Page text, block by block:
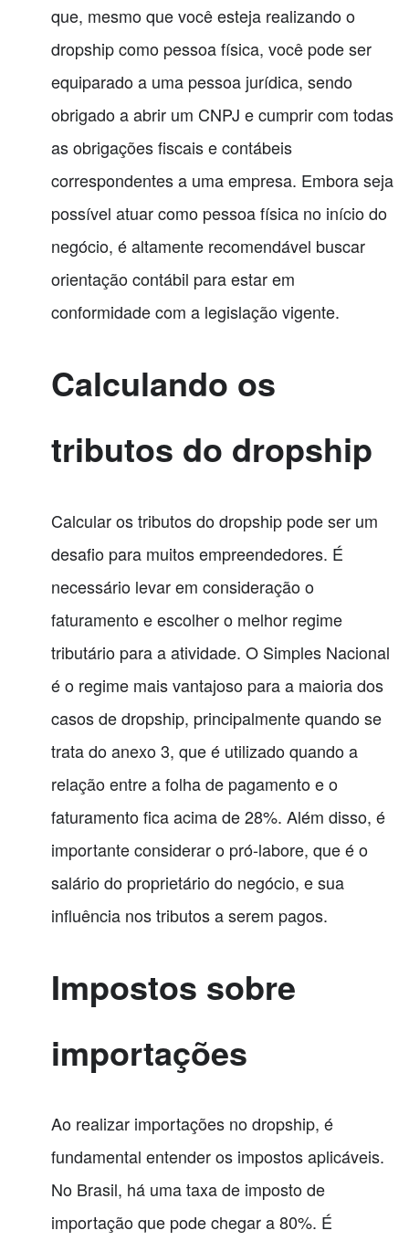
que, mesmo que você esteja realizando o
dropship como pessoa física, você pode ser
equiparado a uma pessoa jurídica, sendo
obrigado a abrir um CNPJ e cumprir com todas
as obrigações fiscais e contábeis
correspondentes a uma empresa. Embora seja
possível atuar como pessoa física no início do
negócio, é altamente recomendável buscar
orientação contábil para estar em
conformidade com a legislação vigente.
Calculando os
tributos do dropship
Calcular os tributos do dropship pode ser um
desafio para muitos empreendedores. É
necessário levar em consideração o
faturamento e escolher o melhor regime
tributário para a atividade. O Simples Nacional
é o regime mais vantajoso para a maioria dos
casos de dropship, principalmente quando se
trata do anexo 3, que é utilizado quando a
relação entre a folha de pagamento e o
faturamento fica acima de 28%. Além disso, é
importante considerar o pró-labore, que é o
salário do proprietário do negócio, e sua
influência nos tributos a serem pagos.
Impostos sobre
importações
Ao realizar importações no dropship, é
fundamental entender os impostos aplicáveis.
No Brasil, há uma taxa de imposto de
importação que pode chegar a 80%. É